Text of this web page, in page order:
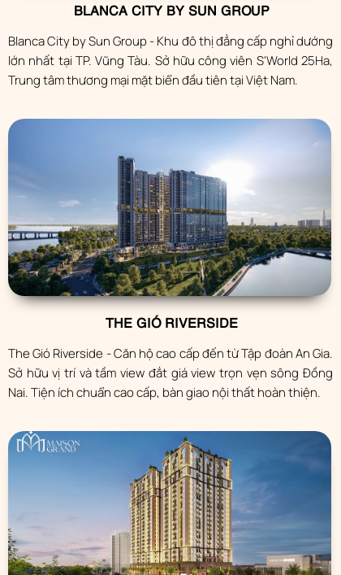
BLANCA CITY BY SUN GROUP
Blanca City by Sun Group - Khu đô thị đẳng cấp nghỉ dướng
lớn nhất tại TP. Vũng Tàu. Sở hữu công viên S'World 25Ha,
Trung tâm thương mại mặt biển đầu tiên tại Việt Nam.
THE GIÓ RIVERSIDE
The Gió Riverside - Căn hộ cao cấp đến từ Tập đoàn An Gia.
Sở hữu vị trí và tầm view đắt giá view trọn vẹn sông Đồng
Nai. Tiện ích chuẩn cao cấp, bàn giao nội thất hoàn thiện.